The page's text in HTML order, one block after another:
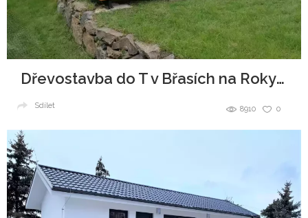
Dřevostavba do T v Břasích na Rokycansku
0
8910
Sdílet